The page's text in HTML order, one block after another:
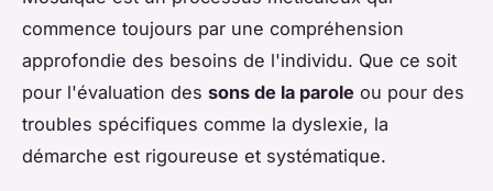
commence toujours par une compréhension
approfondie des besoins de l'individu. Que ce soit
pour l'évaluation des sons de la parole ou pour des
troubles spécifiques comme la dyslexie, la
démarche est rigoureuse et systématique.